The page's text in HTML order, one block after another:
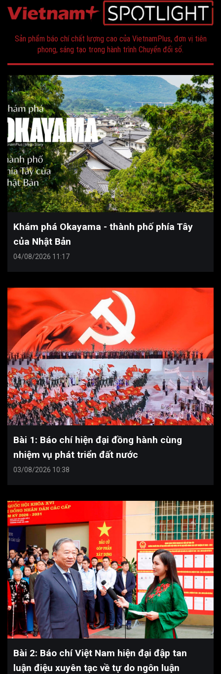
Sản phẩm báo chí chất lượng cao của VietnamPlus, đơn vị tiên
phong, sáng tạo trong hành trình Chuyển đổi số.
Khám phá Okayama - thành phố phía Tây
của Nhật Bản
04/08/2026 11:17
Bài 1: Báo chí hiện đại đồng hành cùng
nhiệm vụ phát triển đất nước
03/08/2026 10:38
Bài 2: Báo chí Việt Nam hiện đại đập tan
luận điệu xuyên tạc về tự do ngôn luận